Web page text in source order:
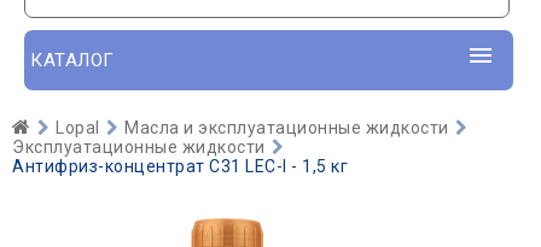
КАТАЛОГ
Lopal
Масла и эксплуатационные жидкости
Эксплуатационные жидкости
Антифриз-концентрат C31 LEC-I - 1,5 кг